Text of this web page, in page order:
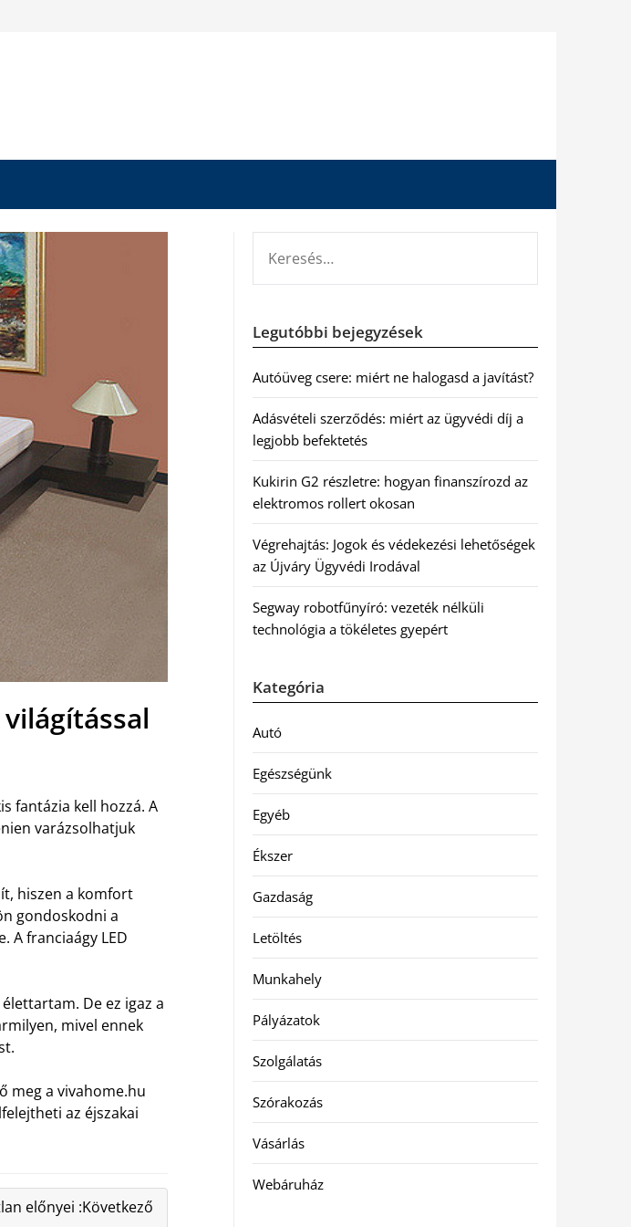
fantázia kell hozzá. A
varázsolhatjuk
hiszen a komfort
gondoskodni a
A franciaágy LED
De ez igaz a
mivel ennek
meg a vivahome.hu
az éjszakai
előnyei :Következő
Legutóbbi bejegyzések
Autóüveg csere: miért ne halogasd a javítást?
Adásvételi szerződés: miért az ügyvédi díj a
legjobb befektetés
Kukirin G2 részletre: hogyan finanszírozd az
elektromos rollert okosan
Végrehajtás: Jogok és védekezési lehetőségek
az Újváry Ügyvédi Irodával
Segway robotfűnyíró: vezeték nélküli
technológia a tökéletes gyepért
Kategória
Autó
Egészségünk
Egyéb
Ékszer
Gazdaság
Letöltés
Munkahely
Pályázatok
Szolgálatás
Szórakozás
Vásárlás
Webáruház